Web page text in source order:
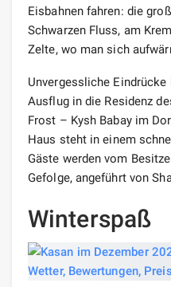
Eisbahnen fahren: die
Schwarzen Fluss, am
Zelte, wo man sich
Unvergessliche
Ausflug in die Residenz
Frost – Kysh Babay im
Haus steht in einem
Gäste werden vom
Gefolge, angeführt von
Winterspaß